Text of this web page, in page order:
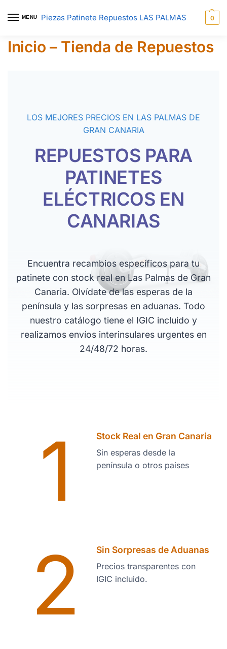
MENU Piezas Patinete Repuestos LAS PALMAS 0
Inicio – Tienda de Repuestos
LOS MEJORES PRECIOS EN LAS PALMAS DE
GRAN CANARIA
REPUESTOS PARA
PATINETES
ELÉCTRICOS EN
CANARIAS
Encuentra recambios específicos para tu
patinete con stock real en Las Palmas de Gran
Canaria. Olvídate de las esperas de la
península y las sorpresas en aduanas. Todo
nuestro catálogo tiene el IGIC incluido y
realizamos envíos interinsulares urgentes en
24/48/72 horas.
1 Stock Real en Gran Canaria
Sin esperas desde la
península o otros paises
2 Sin Sorpresas de Aduanas
Precios transparentes con
IGIC incluido.